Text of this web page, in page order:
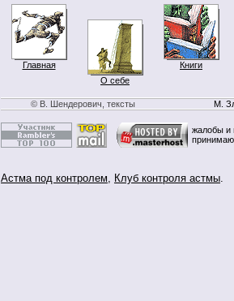
Главная
О себе
Книги
© В. Шендерович, тексты М.
жалобы и
Астма под контролем, Клуб контроля астмы.